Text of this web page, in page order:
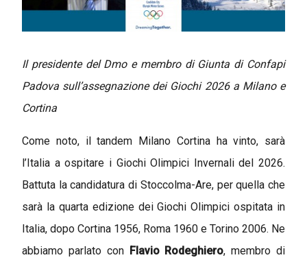
Il presidente del Dmo e membro di Giunta di Confapi
Padova sull’assegnazione dei Giochi 2026 a Milano e
Cortina
Come noto, il tandem Milano Cortina ha vinto, sarà
l’Italia a ospitare i Giochi Olimpici Invernali del 2026.
Battuta la candidatura di Stoccolma-Are, per quella che
sarà la quarta edizione dei Giochi Olimpici ospitata in
Italia, dopo Cortina 1956, Roma 1960 e Torino 2006. Ne
abbiamo parlato con Flavio Rodeghiero, membro di